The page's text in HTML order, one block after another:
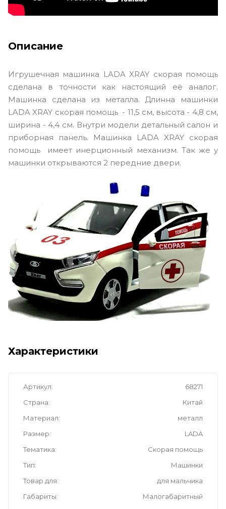
Описание
Игрушечная машинка LADA XRAY скорая помощь
сделана в точности как настоящий её аналог.
Машинка сделана из металла. Длинна машинки
LADA XRAY скорая помощь - 11,5 см, высота - 4,8 см,
ширина - 4,4 см. Внутри модели детальный салон и
приборная панель. Машинка LADA XRAY скорая
помощь имеет инерционный механизм. Так же у
машинки открываются 2 передние двери.
Характеристики
Артикул
68271
Страна
Китай
Материал
металл
Размер
LADA
Тематика
Скорая помощь
Тип
Машинки
Товар для
для мальчика
Габариты
Малогабаритный